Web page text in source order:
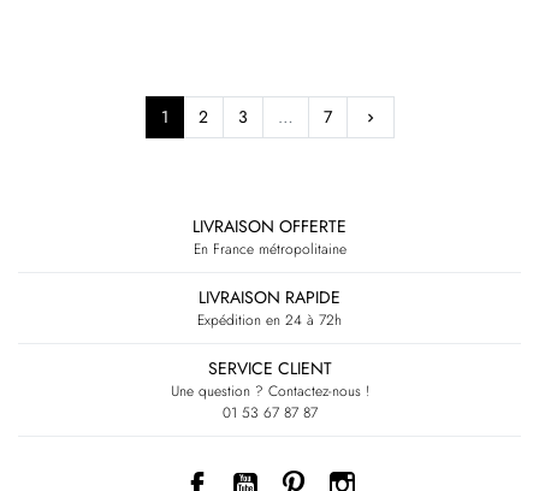
1 2 3 … 7 keyboard_arrow_right
LIVRAISON OFFERTE
En France métropolitaine
LIVRAISON RAPIDE
Expédition en 24 à 72h
SERVICE CLIENT
Une question ? Contactez-nous !
01 53 67 87 87